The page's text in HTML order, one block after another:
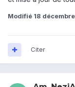
Modifié 18
Citer